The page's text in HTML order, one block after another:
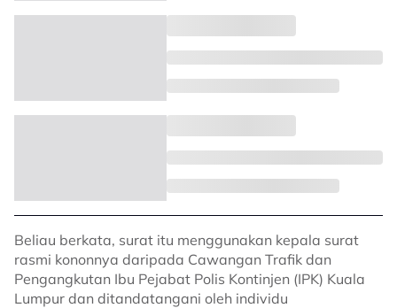
Beliau berkata, surat itu menggunakan kepala surat
rasmi kononnya daripada Cawangan Trafik dan
Pengangkutan Ibu Pejabat Polis Kontinjen (IPK) Kuala
Lumpur dan ditandatangani oleh individu